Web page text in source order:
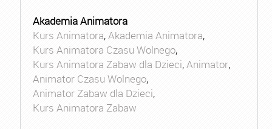
Akademia Animatora
Kurs Animatora,Akademia Animatora,
Kurs Animatora Czasu Wolnego,
Kurs Animatora Zabaw dla Dzieci,Animator,
Animator Czasu Wolnego,
Animator Zabaw dla Dzieci,
Kurs Animatora Zabaw